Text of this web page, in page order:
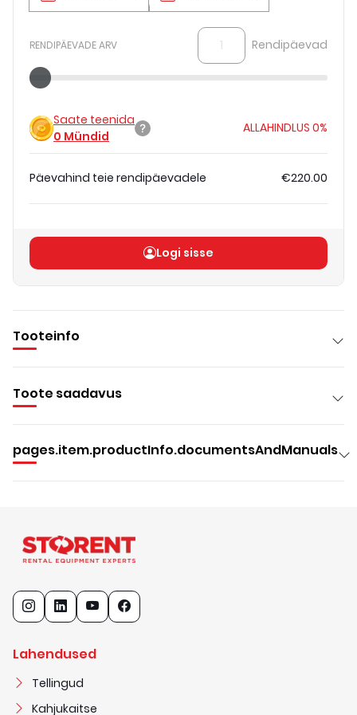
RENDIPÄEVADE ARV Rendipäevad
Saate teenida
0 Mündid
ALLAHINDLUS 0%
Päevahind teie rendipäevadele €220.00
Logi sisse
Tooteinfo
Toote saadavus
pages.item.productInfo.documentsAndManuals
Lahendused
Tellingud
Kahjukaitse